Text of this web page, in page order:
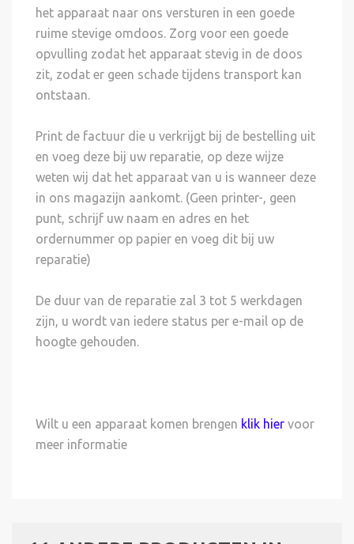
het apparaat naar ons versturen in een goede
ruime stevige omdoos. Zorg voor een goede
opvulling zodat het apparaat stevig in de doos
zit, zodat er geen schade tijdens transport kan
ontstaan.
Print de factuur die u verkrijgt bij de bestelling uit
en voeg deze bij uw reparatie, op deze wijze
weten wij dat het apparaat van u is wanneer deze
in ons magazijn aankomt. (Geen printer-, geen
punt, schrijf uw naam en adres en het
ordernummer op papier en voeg dit bij uw
reparatie)
De duur van de reparatie zal 3 tot 5 werkdagen
zijn, u wordt van iedere status per e-mail op de
hoogte gehouden.
Wilt u een apparaat komen brengen klik hier voor
meer informatie